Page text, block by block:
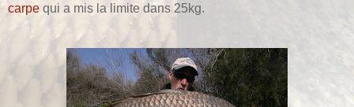
carpe qui a mis la limite dans 25kg.